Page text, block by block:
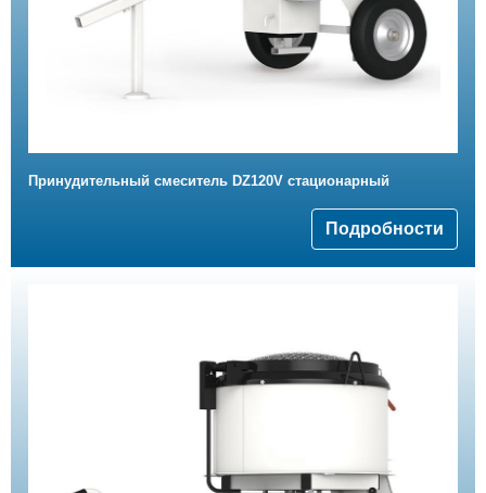
Принудительный смеситель DZ120V стационарный
Подробности